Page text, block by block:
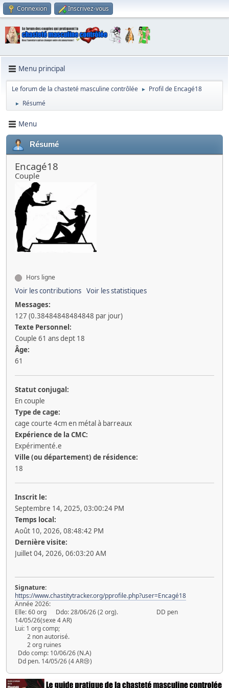
Connexion Inscrivez-vous
Menu principal
Le forum de la chasteté masculine contrôlée ► Profil de Encagé18
► Résumé
Menu
Résumé
Encagé18
Couple
Hors ligne
Voir les contributions Voir les statistiques
Messages:
127 (0.38484848484848 par jour)
Texte Personnel:
Couple 61 ans dept 18
Âge:
61
Statut conjugal:
En couple
Type de cage:
cage courte 4cm en métal à barreaux
Expérience de la CMC:
Expérimenté.e
Ville (ou département) de résidence:
18
Inscrit le:
Septembre 14, 2025, 03:00:24 PM
Temps local:
Août 10, 2026, 08:48:42 PM
Dernière visite:
Juillet 04, 2026, 06:03:20 AM
Signature:
https://www.chastitytracker.org/pprofile.php?user=Encagé18
Année 2026:
Elle: 60 org Ddo: 28/06/26 (2 org). DD pen
14/05/26(sexe 4 AR)
Lui: 1 org comp;
2 non autorisé.
2 org ruines
Ddo comp: 10/06/26 (N.A)
Dd pen. 14/05/26 (4 AR😢)